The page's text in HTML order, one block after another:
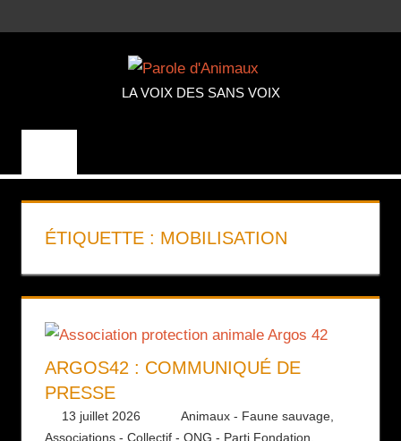
au
LA VOIX DES SANS VOIX
ÉTIQUETTE : MOBILISATION
ARGOS42 : COMMUNIQUÉ DE
PRESSE
13 juillet 2026 Daniel
Animaux - Faune sauvage,
Associations - Collectif - ONG - Parti Fondation